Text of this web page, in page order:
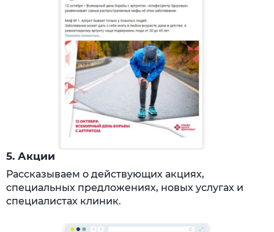
5. Акции
Рассказываем о действующих акциях,
специальных предложениях, новых услугах и
специалистах клиник.